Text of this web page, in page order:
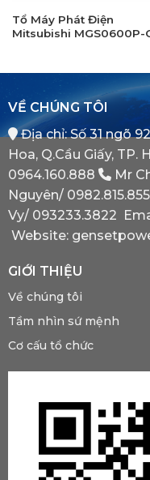
Tổ Máy Phát Điện
Mitsubishi MGS0600P-
VỀ CHÚNG TÔI
Địa chỉ: Số 31 ngõ
Hoa, Q.Cầu Giấy, TP.
0964.160.888
Mr
Nguyên/ 0982.815.855
Vy/ 093233.3822
Website:
GIỚI THIỆU
Về chúng tôi
Tầm nhìn sứ mệnh
Cơ cấu tổ chức